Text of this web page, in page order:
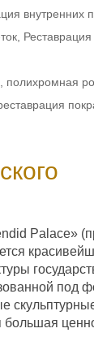
внутренних
, Реставрация
, полихромная
Palace»
под
большая